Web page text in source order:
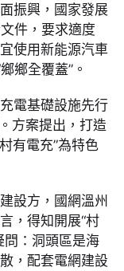
振興，國家發展
件，要求適度
使用新能源汽車
鄉全覆蓋”。
電基礎設施先行
方案提出，打造
有電充”為特色
設方，國網溫州
，得知開展“村
問：洞頭區是海
，配套電網建設